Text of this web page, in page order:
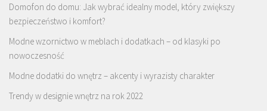
Domofon do domu: Jak wybrać idealny model, który zwiększy
bezpieczeństwo i komfort?
Modne wzornictwo w meblach i dodatkach – od klasyki po
nowoczesność
Modne dodatki do wnętrz – akcenty i wyrazisty charakter
Trendy w designie wnętrz na rok 2022